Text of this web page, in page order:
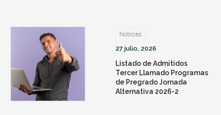
Noticias
27 julio, 2026
Listado de Admitidos
Tercer Llamado Programas
de Pregrado Jornada
Alternativa 2026-2